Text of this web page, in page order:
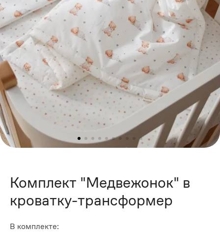
Комплект "Медвежонок" в
кроватку-трансформер
В комплекте: